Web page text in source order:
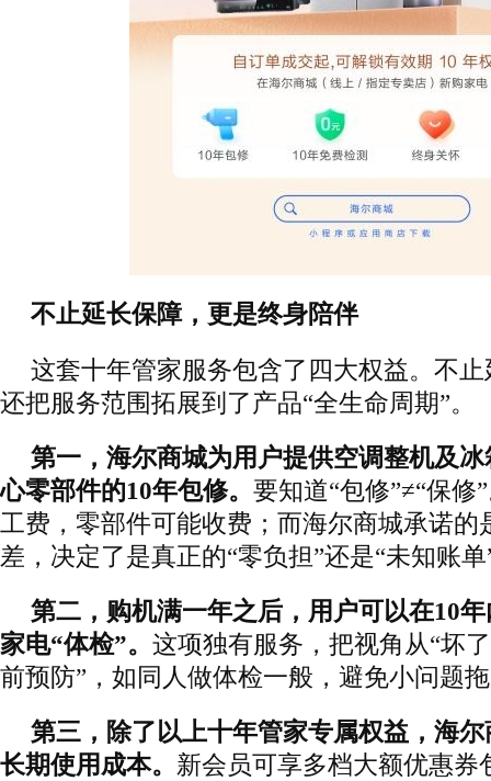
不止延长保障，更是终身陪伴
这套十年管家服务包含了四大权益。不
还把服务范围拓展到了产品“全生命周期”。
第一，海尔商城为用户提供空调整机及
心零部件的10年包修。 要知道“包修”≠“保修
工费，零部件可能收费；而海尔商城承诺的
差，决定了是真正的“零负担”还是“未知账
第二，购机满一年之后，用户可以在10
家电“体检”。 这项独有服务，把视角从“坏
前预防”，如同人做体检一般，避免小问题
第三，除了以上十年管家专属权益，海
长期使用成本。 新会员可享多档大额优惠券